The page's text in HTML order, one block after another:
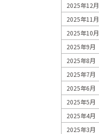
2025年12月
2025年11月
2025年10月
2025年9月
2025年8月
2025年7月
2025年6月
2025年5月
2025年4月
2025年3月